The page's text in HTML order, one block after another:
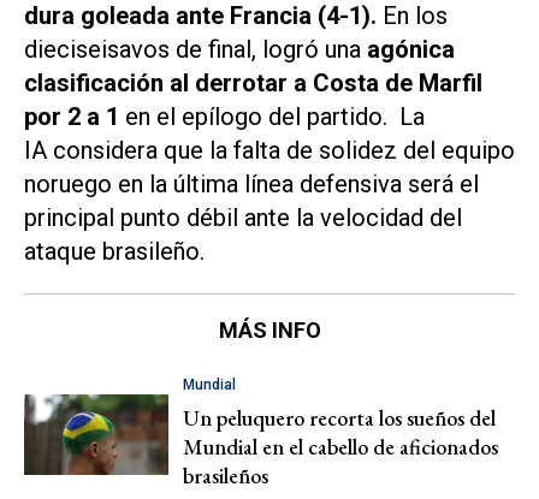
dura goleada ante Francia (4-1). En los
dieciseisavos de final, logró una agónica
clasificación al derrotar a Costa de Marfil
por 2 a 1 en el epílogo del partido. La
IA considera que la falta de solidez del equipo
noruego en la última línea defensiva será el
principal punto débil ante la velocidad del
ataque brasileño.
MÁS INFO
Mundial
Un peluquero recorta los sueños del
Mundial en el cabello de aficionados
brasileños